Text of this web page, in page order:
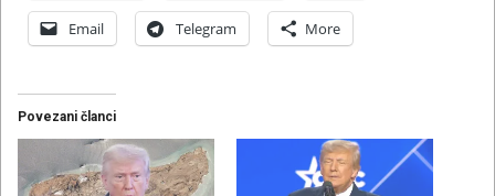
Email Telegram More
Povezani članci